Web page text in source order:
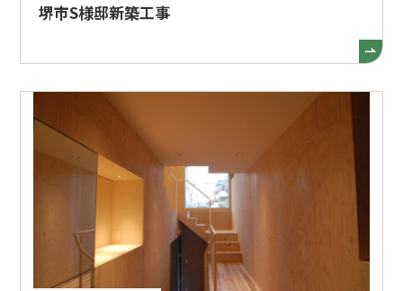
堺市S様邸新築工事